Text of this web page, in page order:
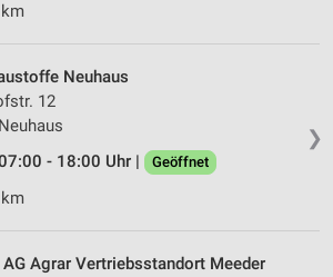
❯
Neuhaus
12
- 18:00 Uhr |
Geöffnet
AG Agrar Vertriebsstandort Meeder